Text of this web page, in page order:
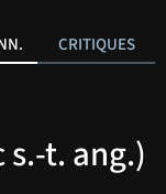
CRITIQUES
t. ang.)